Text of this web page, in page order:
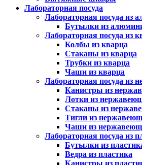
Лабораторная посуда
Лабораторная посуда из
Бутылки из
Лабораторная посуда из
Колбы из кварца
Стаканы из кварца
Трубки из кварца
Чаши из кварца
Лабораторная посуда из
Канистры из
Лотки из
Стаканы из
Тигли из
Чаши из
Лабораторная посуда из
Бутылки из
Ведра из пластика
Канистры из